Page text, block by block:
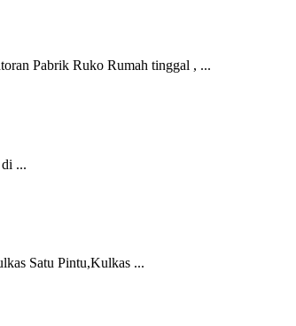
Pabrik Ruko Rumah tinggal , ...
...
Satu Pintu,Kulkas ...